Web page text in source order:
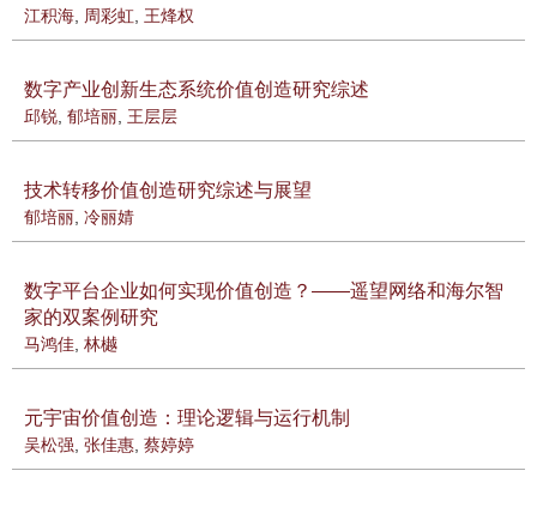
江积海 周彩虹 王烽权
数字产业创新生态系统价值创造研究综述
邱锐 郁培丽 王层层
技术转移价值创造研究综述与展望
郁培丽 冷丽婧
数字平台企业如何实现价值创造？——遥望网络和海尔智
家的双案例研究
马鸿佳 林樾
元宇宙价值创造：理论逻辑与运行机制
吴松强 张佳惠 蔡婷婷